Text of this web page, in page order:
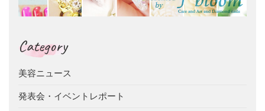
Category
美容ニュース
発表会・イベントレポート